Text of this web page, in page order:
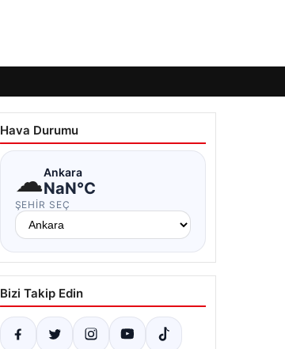
Hava Durumu
☁Ankara
NaN°C
ŞEHIR SEÇ
Bizi Takip Edin